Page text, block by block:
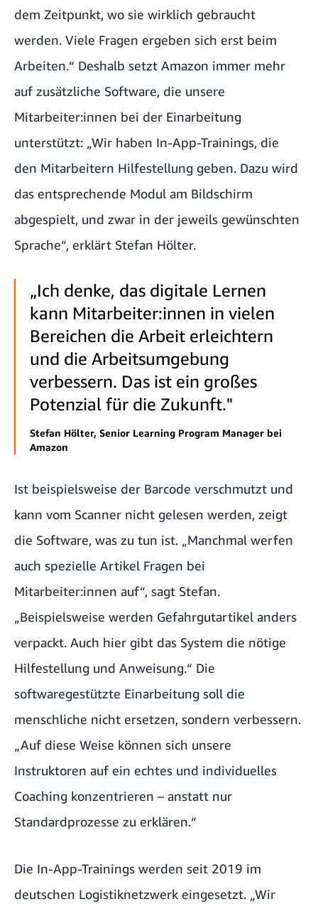
dem Zeitpunkt, wo sie wirklich gebraucht
werden. Viele Fragen ergeben sich erst beim
Arbeiten.“ Deshalb setzt Amazon immer mehr
auf zusätzliche Software, die unsere
Mitarbeiter:innen bei der Einarbeitung
unterstützt: „Wir haben In-App-Trainings, die
den Mitarbeitern Hilfestellung geben. Dazu wird
das entsprechende Modul am Bildschirm
abgespielt, und zwar in der jeweils gewünschten
Sprache“, erklärt Stefan Hölter.
„Ich denke, das digitale Lernen
kann Mitarbeiter:innen in vielen
Bereichen die Arbeit erleichtern
und die Arbeitsumgebung
verbessern. Das ist ein großes
Potenzial für die Zukunft."
Stefan Hölter, Senior Learning Program Manager bei
Amazon
Ist beispielsweise der Barcode verschmutzt und
kann vom Scanner nicht gelesen werden, zeigt
die Software, was zu tun ist. „Manchmal werfen
auch spezielle Artikel Fragen bei
Mitarbeiter:innen auf“, sagt Stefan.
„Beispielsweise werden Gefahrgutartikel anders
verpackt. Auch hier gibt das System die nötige
Hilfestellung und Anweisung.“ Die
softwaregestützte Einarbeitung soll die
menschliche nicht ersetzen, sondern verbessern.
„Auf diese Weise können sich unsere
Instruktoren auf ein echtes und individuelles
Coaching konzentrieren – anstatt nur
Standardprozesse zu erklären.“
Die In-App-Trainings werden seit 2019 im
deutschen Logistiknetzwerk eingesetzt. „Wir